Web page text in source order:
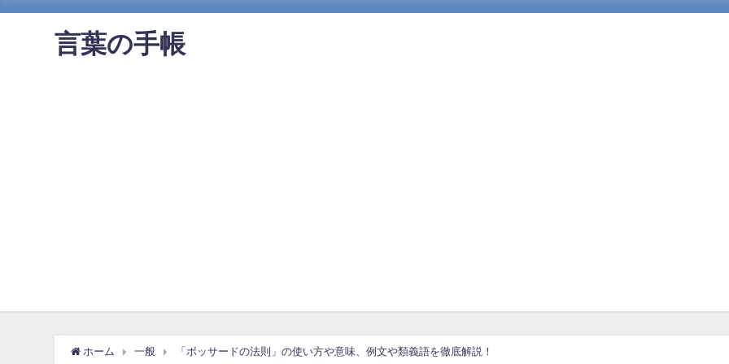
言葉の手帳
ホーム 一般 「ボッサードの法則」の使い方や意味、例文や類義語を徹底解説！